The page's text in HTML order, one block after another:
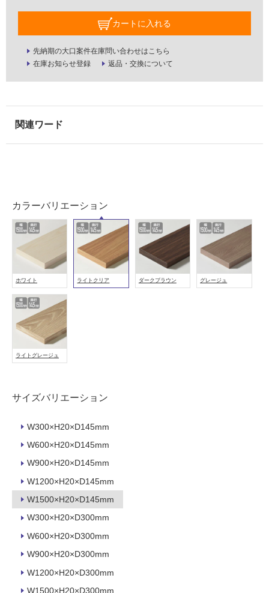
カートに入れる
先納期の大口案件在庫問い合わせはこちら
在庫お知らせ登録
返品・交換について
カラーバリエーション
ホワイト ライトクリア ダークブラウン グレージュ
ライトグレージュ
サイズバリエーション
W300×H20×D145mm
W600×H20×D145mm
W900×H20×D145mm
W1200×H20×D145mm
W1500×H20×D145mm
W300×H20×D300mm
W600×H20×D300mm
W900×H20×D300mm
W1200×H20×D300mm
W1500×H20×D300mm
適
し
な
外
壁・
浴
室
壁
使
用
可
能
使
能
地
以
外)
使
用
不
可
フ